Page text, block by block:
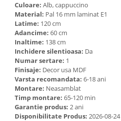
Culoare: Alb, cappuccino
Material: Pal 16 mm laminat E1
Latime: 120 cm
Adancime: 60 cm
Inaltime: 138 cm
Inchidere silentioasa: Da
Numar sertare: 1
Finisaje: Decor usa MDF
Varsta recomandata: 6-18 ani
Montare: Neasamblat
Timp montare: 65-120 min
Garantie produs: 2 ani
Disponibilitate Produs: 2026-08-24